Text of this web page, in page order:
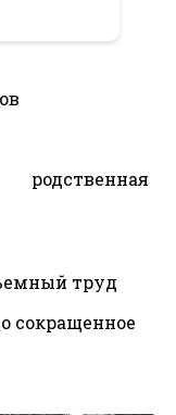
труд
сокращенное